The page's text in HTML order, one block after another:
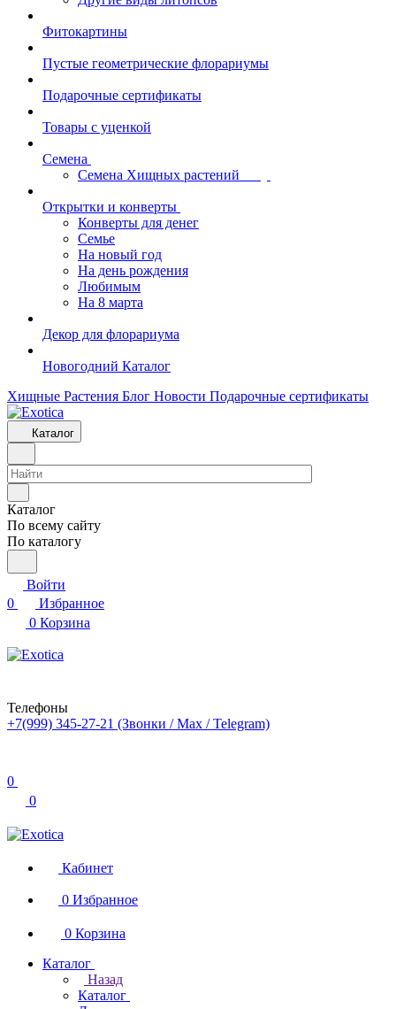
Фитокартины
Пустые геометрические флорариумы
Подарочные сертификаты
Товары с уценкой
Семена
Семена Хищных растений
Открытки и конверты
Конверты для денег
Семье
На новый год
На день рождения
Любимым
На 8 марта
Декор для флорариума
Новогодний Каталог
Хищные Растения Блог Новости Подарочные сертификаты
Каталог
Каталог
По всему сайту
По каталогу
Войти
0
Избранное
0 Корзина
Телефоны
+7(999) 345-27-21 (Звонки / Max / Telegram)
0
0
Кабинет
0 Избранное
0 Корзина
Каталог
Назад
Каталог